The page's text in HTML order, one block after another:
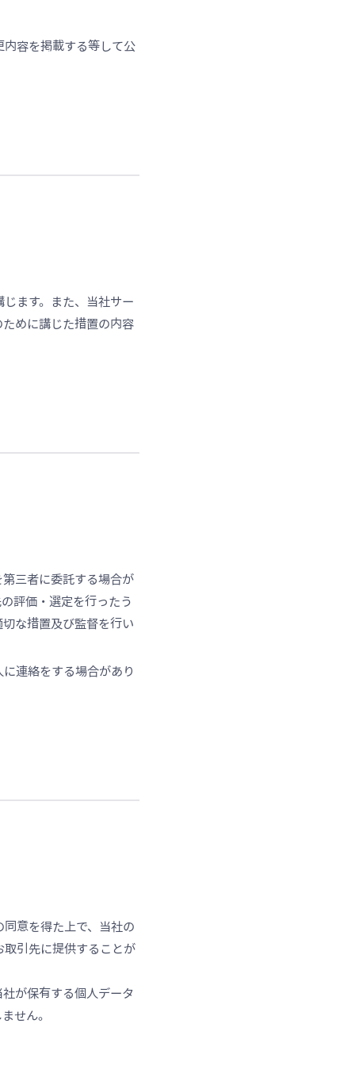
容を掲載する等して公
ます。また、当社サー
めに講じた措置の内容
三者に委託する場合が
評価・選定を行ったう
な措置及び監督を行い
連絡をする場合があり
意を得た上で、当社の
引先に提供することが
が保有する個人データ
せん。